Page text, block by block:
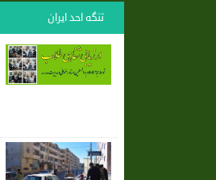
تنگه احد ایران